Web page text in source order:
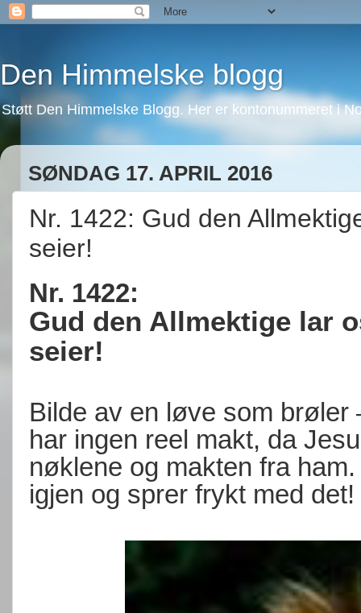
Den Himmelske blogg
Støtt Den Himmelske Blogg. Her er kontonummeret i
SØNDAG 17. APRIL 2016
Nr. 1422: Gud den
seier!
Nr. 1422:
Gud den Allmektige lar
seier!
Bilde av en løve som
har ingen reel makt, da
nøklene og makten fra
igjen og sprer frykt med det!